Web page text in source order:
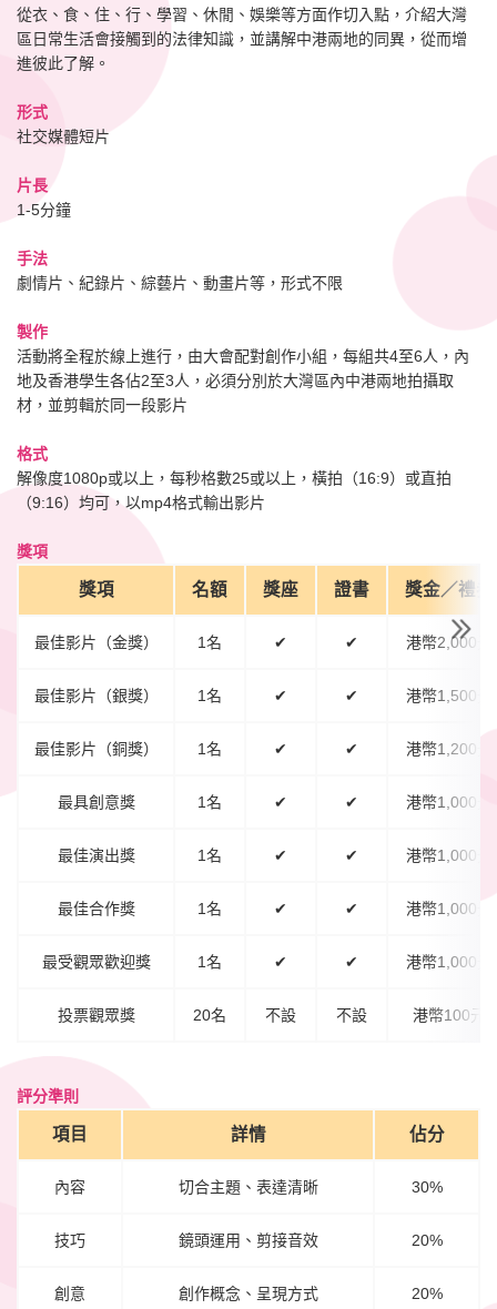
從衣、食、住、行、學習、休閒、娛樂等方面作切入點，介紹大灣
區日常生活會接觸到的法律知識，並講解中港兩地的同異，從而增
進彼此了解。
形式
社交媒體短片
片長
1-5分鐘
手法
劇情片、紀錄片、綜藝片、動畫片等，形式不限
製作
活動將全程於線上進行，由大會配對創作小組，每組共4至6人，內
地及香港學生各佔2至3人，必須分別於大灣區內中港兩地拍攝取
材，並剪輯於同一段影片
格式
解像度1080p或以上，每秒格數25或以上，橫拍（16:9）或直拍
（9:16）均可，以mp4格式輸出影片
獎項
獎項 名額 獎座 證書 獎金／禮券
最佳影片（金獎） 1名 ✔ ✔ 港幣2,000元
最佳影片（銀獎） 1名 ✔ ✔ 港幣1,500元
最佳影片（銅獎） 1名 ✔ ✔ 港幣1,200元
最具創意獎 1名 ✔ ✔ 港幣1,000元
最佳演出獎 1名 ✔ ✔ 港幣1,000元
最佳合作獎 1名 ✔ ✔ 港幣1,000元
最受觀眾歡迎獎 1名 ✔ ✔ 港幣1,000元
投票觀眾獎 20名 不設 不設 港幣100元
評分準則
項目 詳情 佔分
內容 切合主題、表達清晰 30%
技巧 鏡頭運用、剪接音效 20%
創意 創作概念、呈現方式 20%